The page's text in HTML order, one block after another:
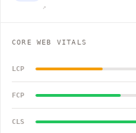
↗
CORE WEB VITALS
LCP
FCP
CLS